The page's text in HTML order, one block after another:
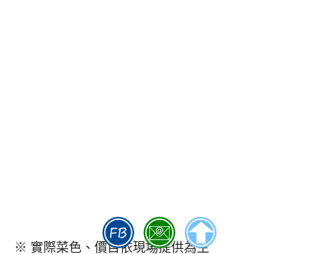
※ 實際菜色、價目依現場提供為主